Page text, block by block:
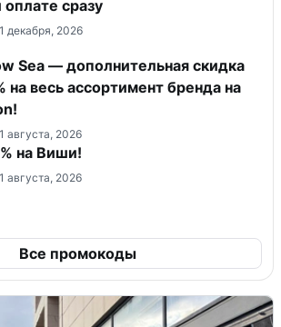
оплате сразу
декабря, 2026
Sea — дополнительная скидка
на весь ассортимент бренда на
августа, 2026
на Виши!
августа, 2026
Все промокоды